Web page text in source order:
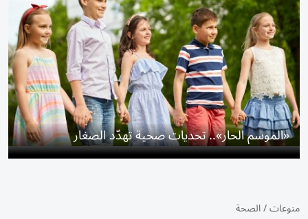
«الموسم الحار».. تحديات صحية تهدّد الصغار
منوعات/الصحة